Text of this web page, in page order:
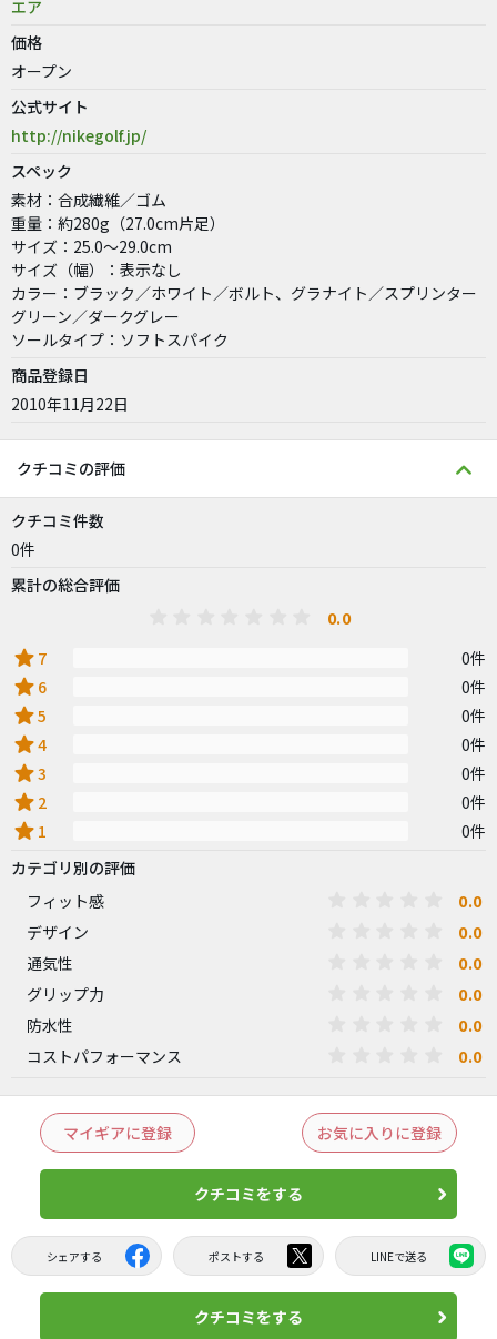
エア
価格
オープン
公式サイト
http://nikegolf.jp/
スペック
素材：合成繊維／ゴム
重量：約280g（27.0cm片足）
サイズ：25.0〜29.0cm
サイズ（幅）：表示なし
カラー：ブラック／ホワイト／ボルト、グラナイト／スプリンター
グリーン／ダークグレー
ソールタイプ：ソフトスパイク
商品登録日
2010年11月22日
クチコミの評価
クチコミ件数
0件
累計の総合評価
0.0
star 7 0件
star 6 0件
star5 0件
star4 0件
star3 0件
star 2 0件
star 1
0件
カテゴリ別の評価
フィット感
0.0
デザイン 0.0
通気性 0.0
グリップ力 0.0
防水性 0.0
コストパフォーマンス 0.0
マイギアに登録 お気に入りに登録
クチコミをする
シェアする ポストする LINEで送る
クチコミをする